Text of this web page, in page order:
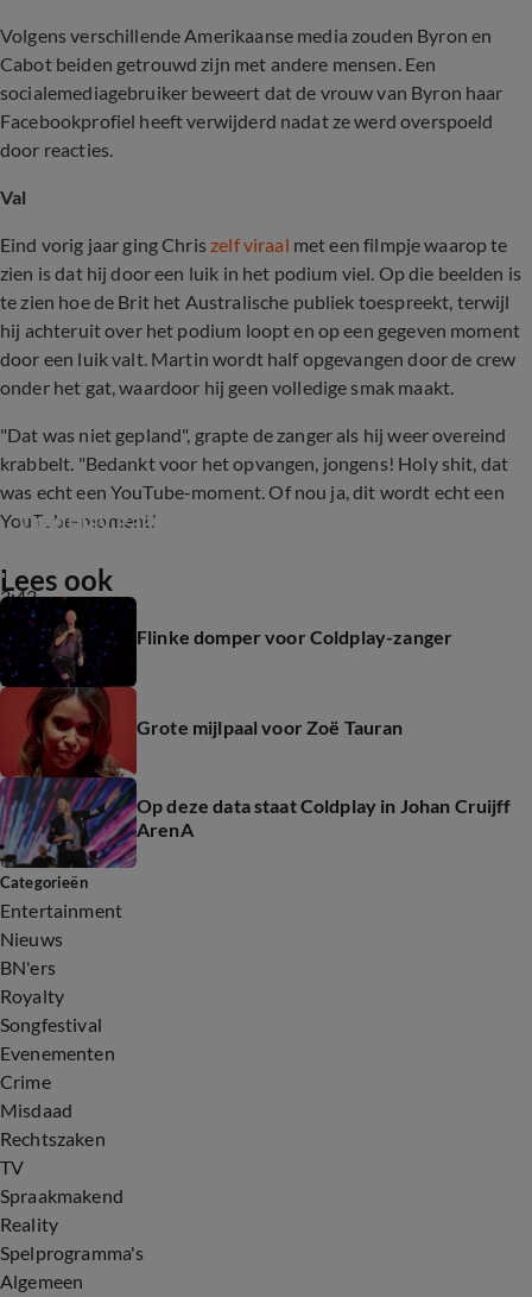
Volgens verschillende Amerikaanse media zouden Byron en
Cabot beiden getrouwd zijn met andere mensen. Een
socialemediagebruiker beweert dat de vrouw van Byron haar
Facebookprofiel heeft verwijderd nadat ze werd overspoeld
door reacties.
Val
Eind vorig jaar ging Chriszelf viraal met een filmpje waarop te
zien is dat hij door een luik in het podium viel. Op die beelden is
te zien hoe de Brit het Australische publiek toespreekt, terwijl
hij achteruit over het podium loopt en op een gegeven moment
door een luik valt. Martin wordt half opgevangen door de crew
onder het gat, waardoor hij geen volledige smak maakt.
"Dat was niet gepland", grapte de zanger als hij weer overeind
krabbelt. "Bedankt voor het opvangen, jongens! Holy shit, dat
was echt een YouTube-moment. Of nou ja, dit wordt echt een
YouTube-moment."
3:43
Coldplay gaat nieuwe muziek uitbrengen
Lees ook
Flinke domper voor Coldplay-zanger
Grote mijlpaal voor Zoë Tauran
Op deze data staat Coldplay in Johan Cruijff
ArenA
Categorieën
Entertainment
Nieuws
BN'ers
Royalty
Songfestival
Evenementen
Crime
Misdaad
Rechtszaken
TV
Spraakmakend
Reality
Spelprogramma's
Algemeen